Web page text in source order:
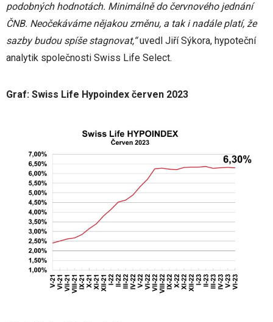
podobných hodnotách. Minimálně do červnového jednání
ČNB. Neočekáváme nějakou změnu, a tak i nadále platí, že
sazby budou spíše stagnovat,“uvedl Jiří Sýkora, hypoteční
analytik společnosti Swiss Life Select.
Graf: Swiss Life Hypoindex červen 2023